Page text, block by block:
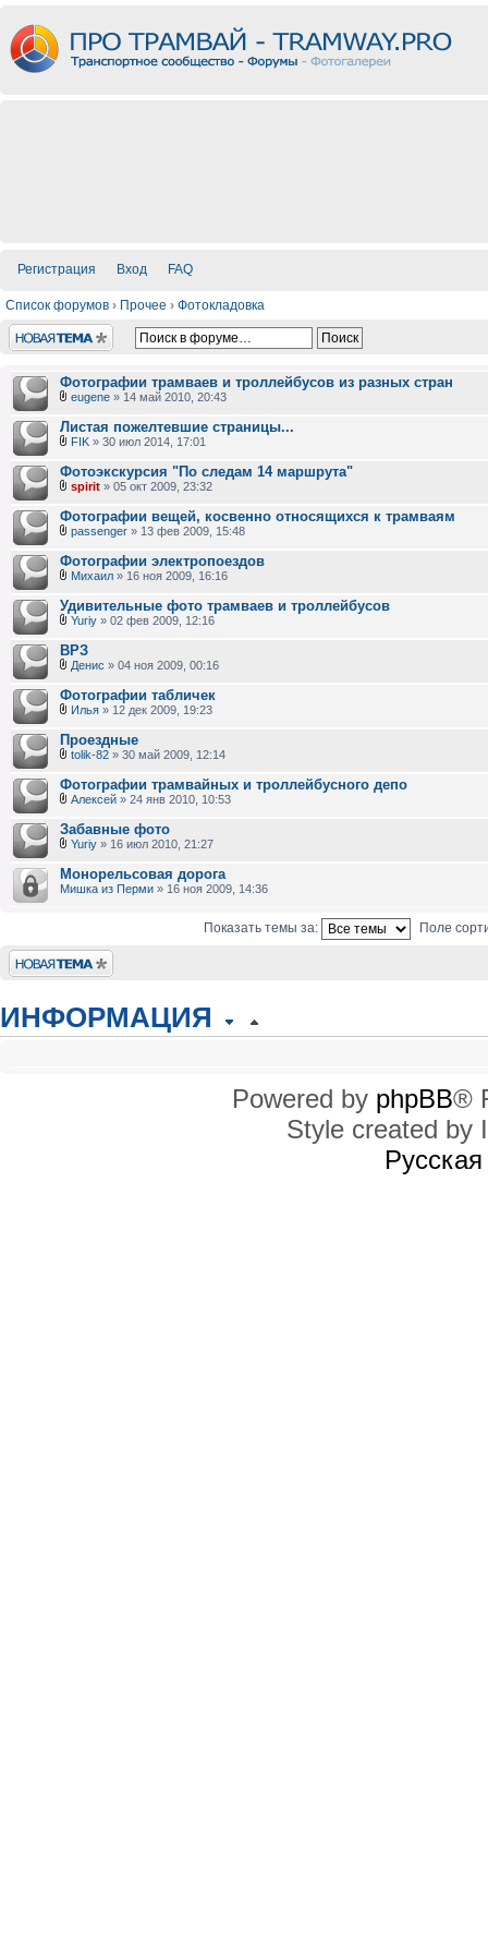
Регистрация Вход FAQ
Список форумов › Прочее › Фотокладовка
Новая тема
Фотографии трамваев и троллейбусов из разных стран
eugene » 14 май 2010, 20:43
Листая пожелтевшие страницы...
FIK » 30 июл 2014, 17:01
Фотоэкскурсия "По следам 14 маршрута"
spirit » 05 окт 2009, 23:32
Фотографии вещей, косвенно относящихся к трамваям
passenger » 13 фев 2009, 15:48
Фотографии электропоездов
Михаил » 16 ноя 2009, 16:16
Удивительные фото трамваев и троллейбусов
Yuriy » 02 фев 2009, 12:16
ВРЗ
Денис » 04 ноя 2009, 00:16
Фотографии табличек
Илья » 12 дек 2009, 19:23
Проездные
tolik-82 » 30 май 2009, 12:14
Фотографии трамвайных и троллейбусного депо
Алексей » 24 янв 2010, 10:53
Забавные фото
Yuriy » 16 июл 2010, 21:27
Монорельсовая дорога
Мишка из Перми » 16 ноя 2009, 14:36
Показать темы за:
Поле
Новая тема
ИНФОРМАЦИЯ
Сейчас этот форум просматривают: нет зарегистрированных пользователей
Powered by phpBB®
Style created by